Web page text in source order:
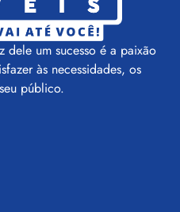
um sucesso é a paixão
às necessidades, os
público.